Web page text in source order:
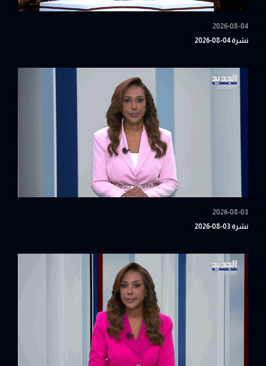
2026-08-04
نشرة 04-08-2026
2026-08-03
نشرة 03-08-2026